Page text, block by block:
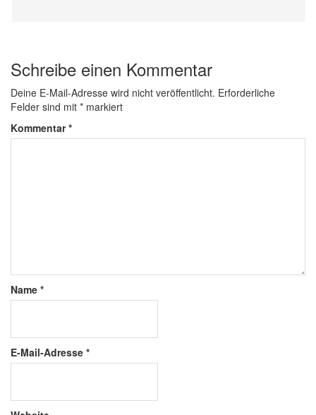
Schreibe einen Kommentar
Deine E-Mail-Adresse wird nicht veröffentlicht. Erforderliche
Felder sind mit * markiert
Kommentar*
Name *
E-Mail-Adresse *